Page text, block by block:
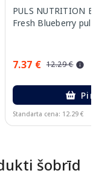
PULS NUTRITION
Fresh Blueberry
7.37 € 12.29 €
Standarta cena: 12.29 €
šobrīd